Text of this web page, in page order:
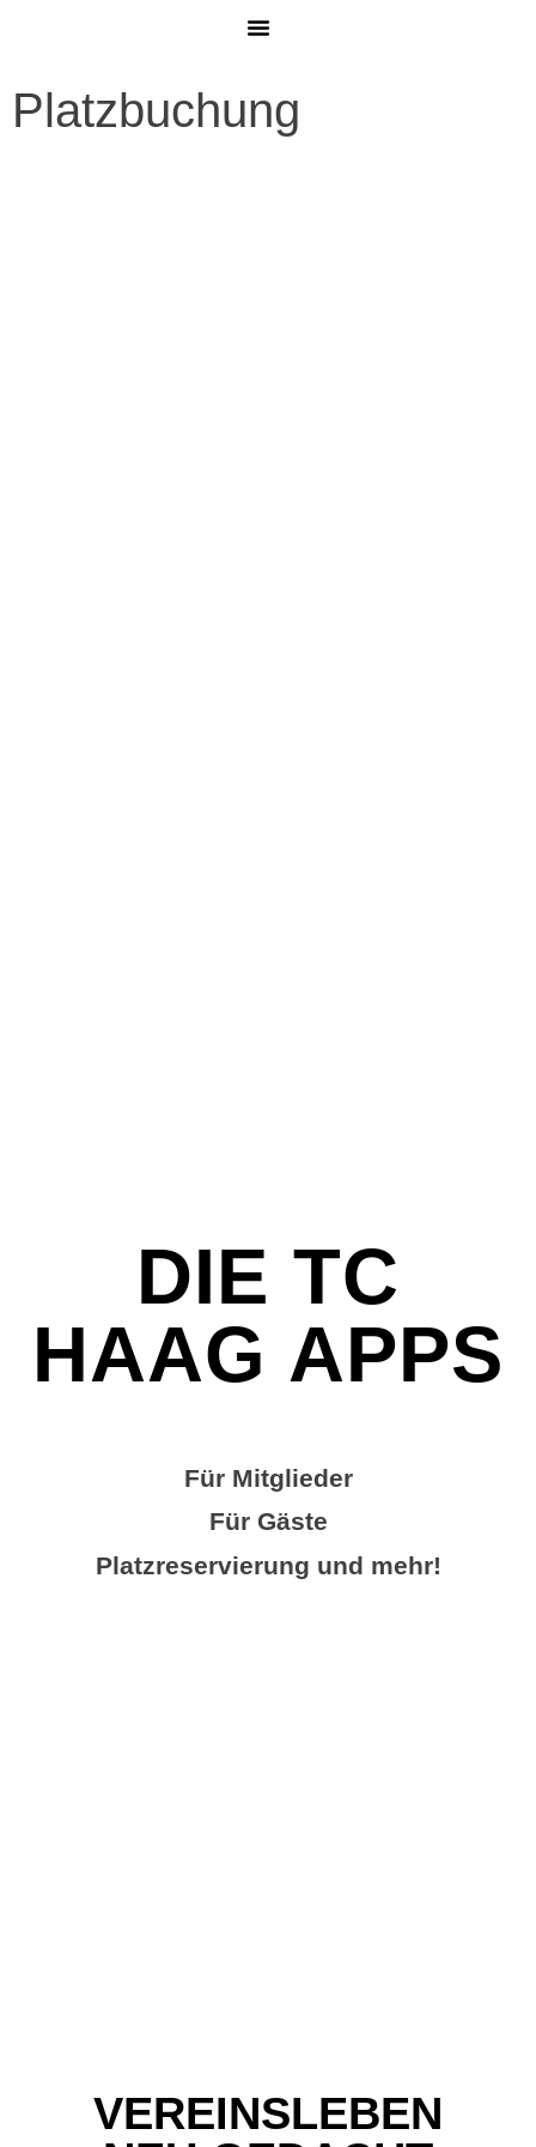
Platzbuchung
DIE TC
HAAG APPS
Für Mitglieder
Für Gäste
Platzreservierung und mehr!
VEREINSLEBEN